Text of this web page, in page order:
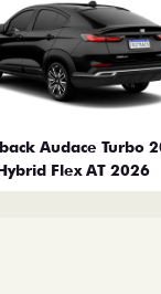
Audace Turbo
Flex AT 2026